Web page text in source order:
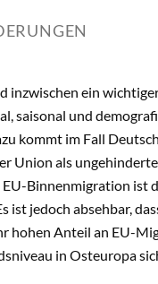
ein
saisonal und
kommt im Fall
Union als
Binnenmigration
ist jedoch absehbar,
hohen Anteil an EU-
in Osteuropa